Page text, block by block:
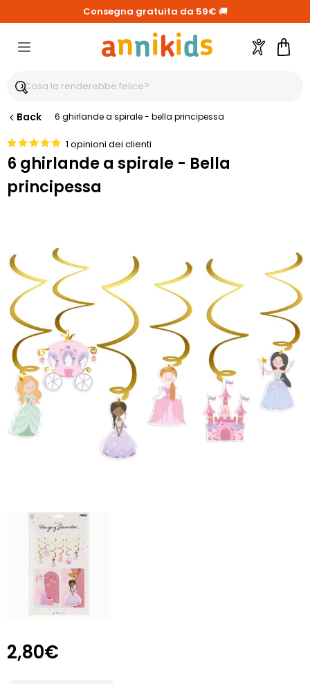
Consegna gratuita da 59€ 🚚
Account
Back 6 ghirlande a spirale - bella principessa
1 opinioni dei clienti
6 ghirlande a spirale - Bella
principessa
2,80€